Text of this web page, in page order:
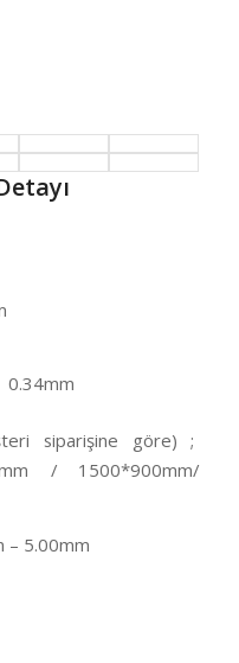
0.34mm
siparişine göre) ;
/ 1500*900mm/
– 5.00mm